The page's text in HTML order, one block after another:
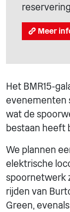
Meer
Het BMR15-
evenementen
wat de
bestaan heeft
We plannen
elektrische
spoornetwerk
rijden van
Green,